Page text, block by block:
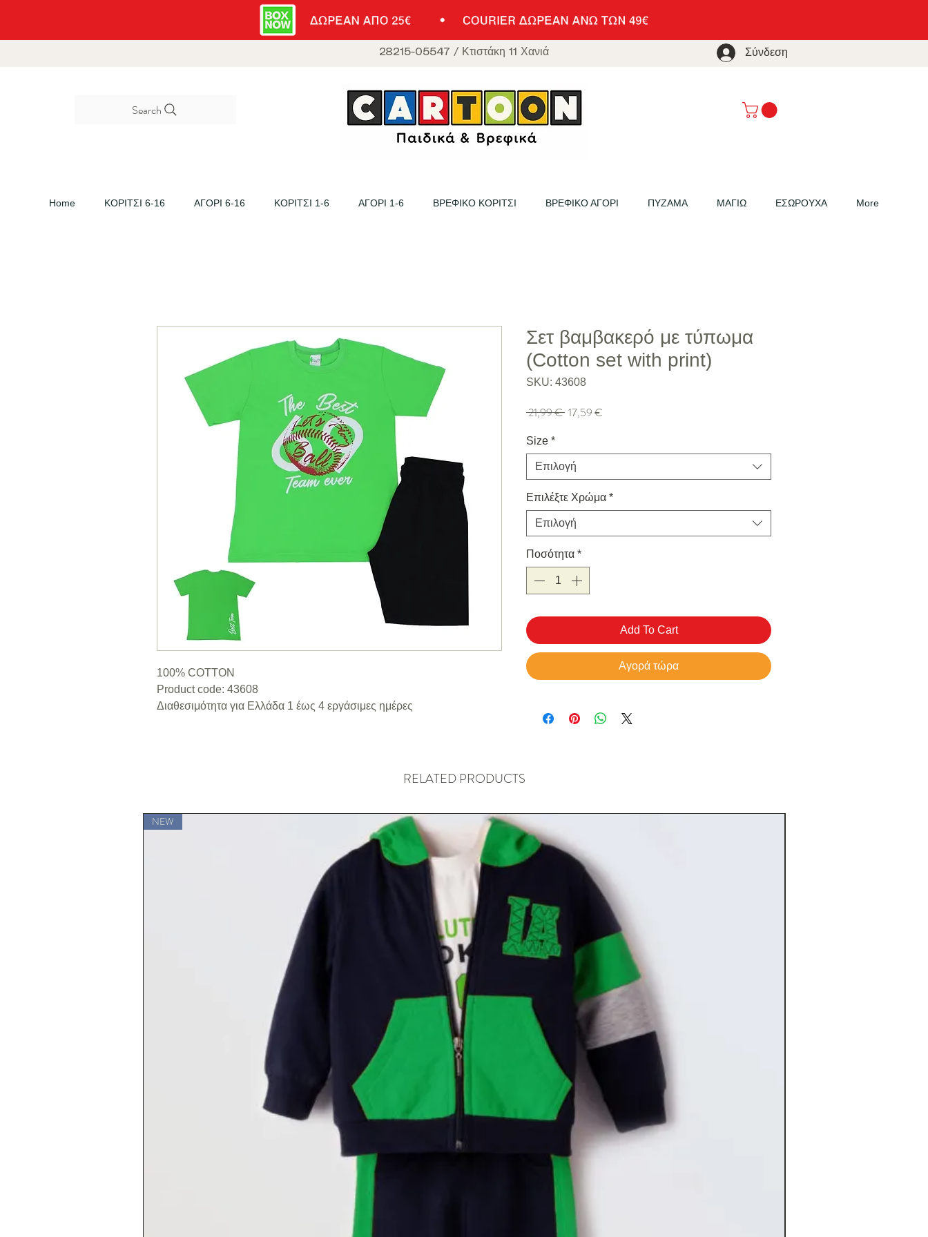
28215-05547 / Κτιστάκη 11 Χανιά Σύνδεση
Search
Home ΚΟΡΙΤΣΙ 6-16 ΑΓΟΡΙ 6-16 ΚΟΡΙΤΣΙ 1-6 ΑΓΟΡΙ 1-6 ΒΡΕΦΙΚΟ ΚΟΡΙΤΣΙ ΒΡΕΦΙΚΟ ΑΓΟΡΙ ΠΥΖΑΜΑ ΜΑΓΙΩ ΕΣΩΡΟΥΧΑ More
100% COTTON
Product code: 43608
Διαθεσιμότητα για Ελλάδα 1 έως 4 εργάσιμες ημέρες
Σετ βαμβακερό με τύπωμα
(Cotton set with print)
SKU: 43608
21,99 € Κανονική τιμή
17,59 €
Size *
Επιλογή
Επιλέξτε Χρώμα *
Επιλογή
Ποσότητα *
Add To Cart
Αγορά τώρα
RELATED PRODUCTS
NEW